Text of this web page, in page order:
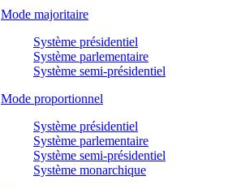
Mode majoritaire
Système présidentiel
Système parlementaire
Système semi-présidentiel
Mode proportionnel
Système présidentiel
Système parlementaire
Système semi-présidentiel
Système monarchique